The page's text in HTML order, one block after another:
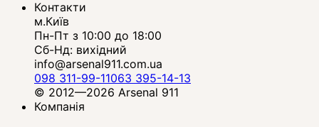
Контакти
м.Київ
Пн-Пт з 10:00 до 18:00
Сб-Нд: вихідний
info@arsenal911.com.ua
098 311-99-11063 395-14-13
© 2012—2026 Arsenal 911
Компанія